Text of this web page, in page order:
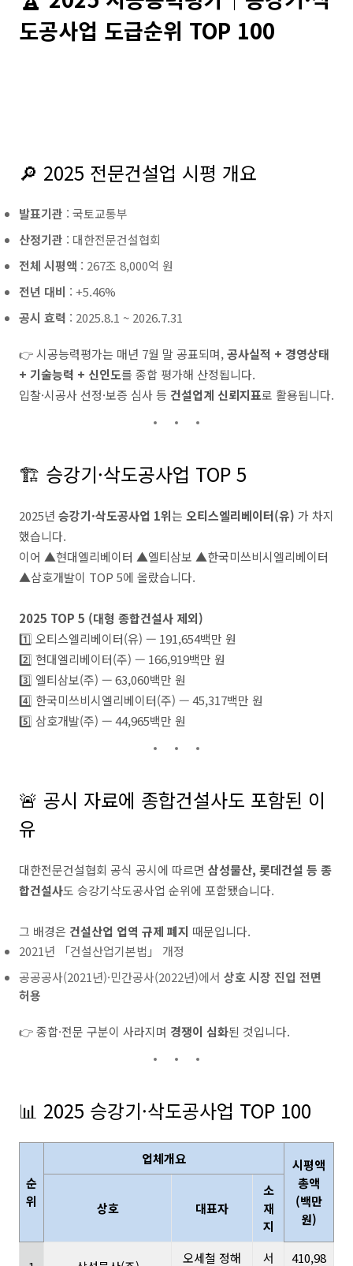
도공사업 도급순위 TOP 100
🔎 2025 전문건설업 시평 개요
발표기관 : 국토교통부
산정기관 : 대한전문건설협회
전체 시평액 : 267조 8,000억 원
전년 대비 : +5.46%
공시 효력 : 2025.8.1 ~ 2026.7.31
👉 시공능력평가는 매년 7월 말 공표되며,공사실적 + 경영상태
+ 기술능력 + 신인도를 종합 평가해 산정됩니다.
입찰·시공사 선정·보증 심사 등 건설업계 신뢰지표로 활용됩니다.
🏗️ 승강기·삭도공사업 TOP 5
2025년 승강기·삭도공사업 1위는 오티스엘리베이터(유) 가 차지
했습니다.
이어 ▲현대엘리베이터 ▲엘티삼보 ▲한국미쓰비시엘리베이터
▲삼호개발이 TOP 5에 올랐습니다.
2025 TOP 5 (대형 종합건설사 제외)
1️⃣ 오티스엘리베이터(유) — 191,654백만 원
2️⃣ 현대엘리베이터(주) — 166,919백만 원
3️⃣ 엘티삼보(주) — 63,060백만 원
4️⃣ 한국미쓰비시엘리베이터(주) — 45,317백만 원
5️⃣ 삼호개발(주) — 44,965백만 원
🚨 공시 자료에 종합건설사도 포함된 이
유
대한전문건설협회 공식 공시에 따르면 삼성물산, 롯데건설 등 종
합건설사도 승강기삭도공사업 순위에 포함됐습니다.
그 배경은 건설산업 업역 규제 폐지 때문입니다.
2021년 「건설산업기본법」 개정
공공공사(2021년)·민간공사(2022년)에서 상호 시장 진입 전면
허용
👉 종합·전문 구분이 사라지며 경쟁이 심화된 것입니다.
📊 2025 승강기·삭도공사업 TOP 100
순
위
업체개요
시평액
총액
(백만
원)
상호 대표자
소
재
지
오세철 정해 서 410,98